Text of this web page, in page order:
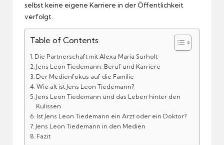
selbst keine eigene Karriere in der Öffentlichkeit
verfolgt.
Table of Contents
Die Partnerschaft mit Alexa Maria Surholt
Jens Leon Tiedemann: Beruf und Karriere
Der Medienfokus auf die Familie
Wie alt ist Jens Leon Tiedemann?
Jens Leon Tiedemann und das Leben hinter den
Kulissen
Ist Jens Leon Tiedemann ein Arzt oder ein Doktor?
Jens Leon Tiedemann in den Medien
Fazit